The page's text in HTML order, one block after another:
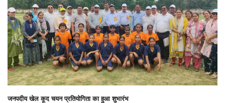
जनपदीय खेल कूद चयन प्रतियोगिता का हुआ शुभारंभ